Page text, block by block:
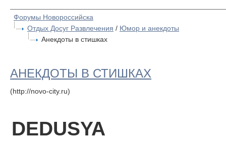
Форумы Новороссийска
Отдых Досуг Развлечения / Юмор и анекдоты
Анекдоты в стишках
АНЕКДОТЫ В СТИШКАХ
(http://novo-city.ru)
DEDUSYA